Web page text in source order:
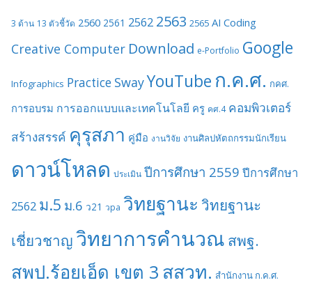
3 ด้าน 13 ตัวชี้วัด 2560 2561 2562 2563 2565 AI Coding
Creative Computer Download e-Portfolio Google
Infographics Practice SwayYouTubeก.ค.ศ. กคศ.
การอบรม การออกแบบและเทคโนโลยี ครู คศ.4 คอมพิวเตอร์
สร้างสรรค์ คุรุสภา คู่มือ งานวิจัย งานศิลปหัตถกรรมนักเรียน
ดาวน์โหลด ประเมิน ปีการศึกษา 2559 ปีการศึกษา
2562 ม.5 ม.6 ว21 วpa วิทยฐานะ วิทยฐานะ
เชี่ยวชาญวิทยาการคำนวณ สพฐ.
สพป.ร้อยเอ็ด เขต 3 สสวท. สำนักงาน ก.ค.ศ.